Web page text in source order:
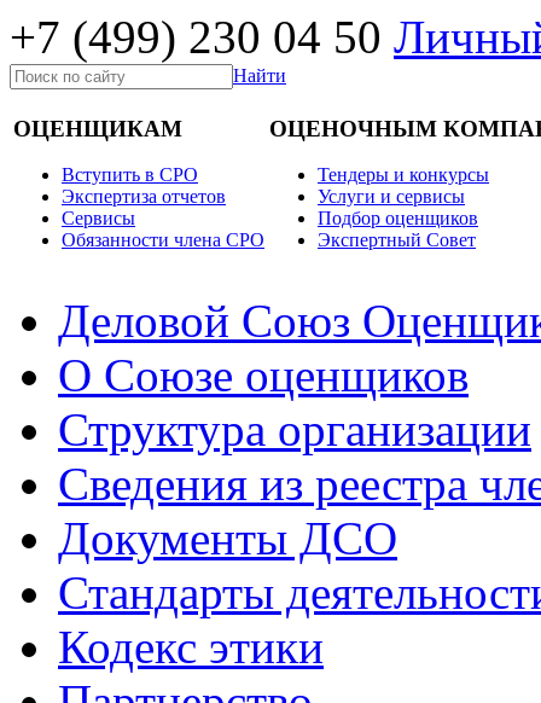
+7 (499) 230 04 50
Найти
ОЦЕНЩИКАМ
Вступить в СРО
Экспертиза отчетов
Cервисы
Обязанности члена СРО
ОЦЕНОЧНЫМ
Тендеры и конкурсы
Услуги и сервисы
Подбор оценщиков
Экспертный Совет
Деловой Союз
О Союзе оценщиков
Структура организации
Сведения из реестра
Документы ДСО
Стандарты
Кодекс этики